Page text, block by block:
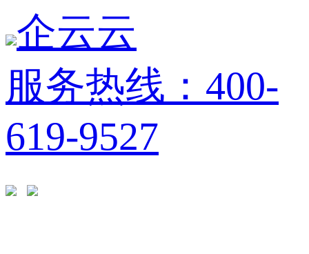
企云云
服务热线：400-
619-9527